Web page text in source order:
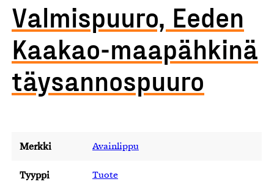
Valmispuuro, Eeden
Kaakao-maapähkinä
täysannospuuro
Merkki Avainlippu
Tyyppi Tuote